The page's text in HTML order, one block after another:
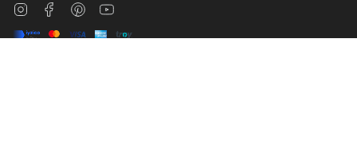
InstagramFacebookPinterest